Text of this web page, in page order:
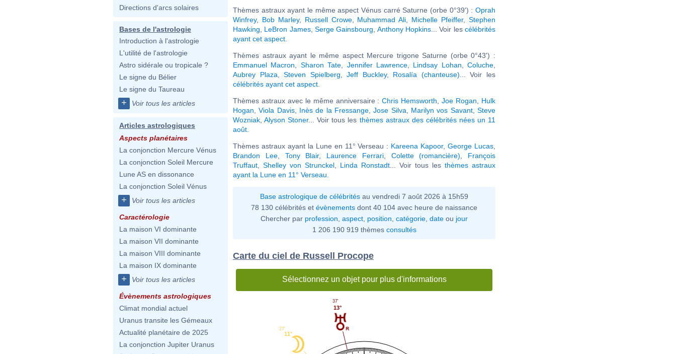
Directions d'arcs solaires
Bases de l'astrologie
Introduction à l'astrologie
L'utilité de l'astrologie
Astro sidérale ou tropicale ?
Le signe du Bélier
Le signe du Taureau
+ Voir tous les articles
Articles astrologiques
Aspects planétaires
La conjonction Mercure Vénus
La conjonction Soleil Mercure
Lune AS en dissonance
La conjonction Soleil Vénus
+ Voir tous les articles
Caractérologie
La maison VI dominante
La maison VII dominante
La maison VIII dominante
La maison IX dominante
+ Voir tous les articles
Évènements astrologiques
Climat mondial actuel
Uranus transite les Gémeaux
Actualité planétaire de 2025
La conjonction Jupiter Uranus
Thèmes astraux ayant le même aspect Vénus carré Saturne (orbe 0°39') : Oprah
Winfrey, Bob Marley, Russell Crowe, Muhammad Ali Michelle Pfeiffer,Stephen
Hawking
LeBron James,Serge Gainsbourg Anthony Hopkins ... Voir lescélébrités
ayant cet aspect
Thèmes astraux ayant le même aspect Mercure trigone Saturne (orbe 0°43') :
Emmanuel Macron
Sharon Tate Jennifer Lawrence, Lindsay Lohan Coluche
Aubrey Plaza ,Steven Spielberg ,Jeff Buckley, Rosalía (chanteuse) ... Voir les
célébrités ayant cet aspect
Thèmes astraux avec le même anniversaire :Chris Hemsworth ,Joe Rogan
Hulk
Hogan ,Viola Davis, Inès de la Fressange ,Jose Silva Marilyn vos Savant,Steve
Wozniak ,Alyson Stoner... Voir tous les thèmes astraux des célébrités nées un 11
août
Thèmes astraux ayant la Lune en 11° Verseau : Kareena Kapoor,George Lucas
Brandon Lee, Tony Blair, Laurence Ferrari, Colette (romancière)
François
Truffaut
Shelley von Strunckel Linda Ronstadt ... Voir tous les thèmes astraux
ayant la Lune en 11° Verseau
Base astrologique de célébrités au vendredi 7 août 2026 à 15h59
78 130 célébrités et évènements dont 40 104 avec heure de naissance
Chercher par profession aspect position catégorie date ou jour
1 206 190 919 thèmes consultés
Carte du ciel de Russell Procope
Sélectionnez un objet pour plus d'informations
13°
37'
11°
27'